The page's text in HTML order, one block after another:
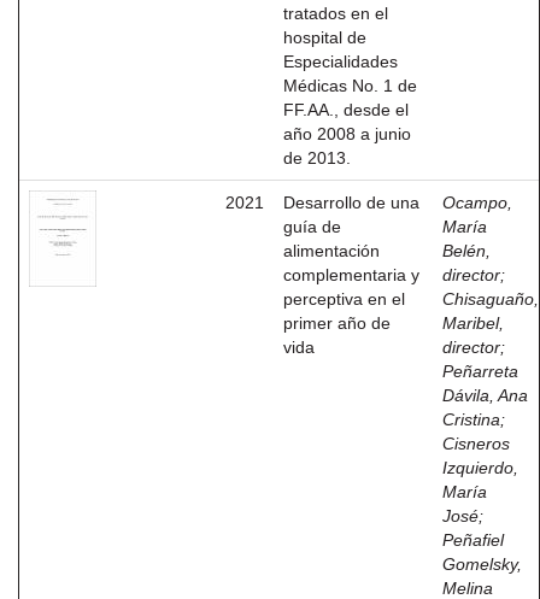
tratados en el
hospital de
Especialidades
Médicas No. 1 de
FF.AA., desde el
año 2008 a junio
de 2013.
2021
Desarrollo de una
guía de
alimentación
complementaria y
perceptiva en el
primer año de
vida
Ocampo,
María
Belén,
director;
Chisaguaño,
Maribel,
director;
Peñarreta
Dávila, Ana
Cristina;
Cisneros
Izquierdo,
María
José;
Peñafiel
Gomelsky,
Melina